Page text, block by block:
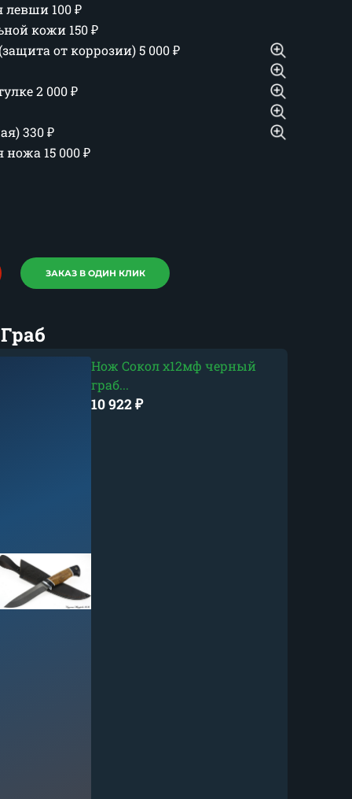
левши 100₽
кожи 150₽
от коррозии)5 000₽
2 000₽
330₽
ножа 15 000₽
ЗАКАЗ В ОДИН КЛИК
Нож Сокол х12мф черный
граб...
10 922₽